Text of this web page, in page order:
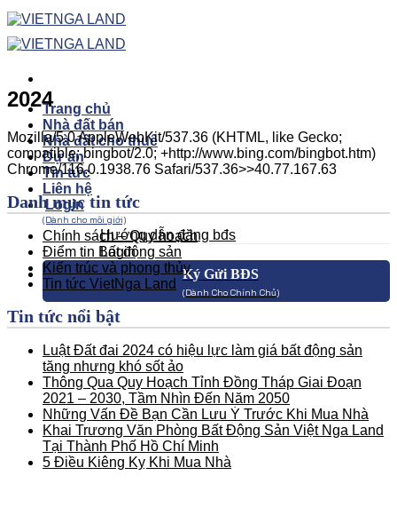
Skip
to
content
Trang chủ
Nhà đất bán
Nhà đất cho thuê
Dự án
Tin tức
Liên hệ
Login
(Dành cho môi giới)
Hướng dẫn đăng bđs
Login
Ký Gửi BĐS
(Dành Cho Chính Chủ)
2024
Mozilla/5.0 AppleWebKit/537.36 (KHTML, like Gecko;
compatible; bingbot/2.0; +http://www.bing.com/bingbot.htm)
Chrome/116.0.1938.76 Safari/537.36>>40.77.167.63
Danh mục tin tức
Chính sách – Quy hoạch
Điểm tin Bất động sản
Kiến trúc và phong thủy
Tin tức VietNga Land
Tin tức nổi bật
Luật Đất đai 2024 có hiệu lực làm giá bất động sản
tăng nhưng khó sốt ảo
Thông Qua Quy Hoạch Tỉnh Đồng Tháp Giai Đoạn
2021 – 2030, Tầm Nhìn Đến Năm 2050
Những Vấn Đề Bạn Cần Lưu Ý Trước Khi Mua Nhà
Khai Trương Văn Phòng Bất Động Sản Việt Nga Land
Tại Thành Phố Hồ Chí Minh
5 Điều Kiêng Kỵ Khi Mua Nhà